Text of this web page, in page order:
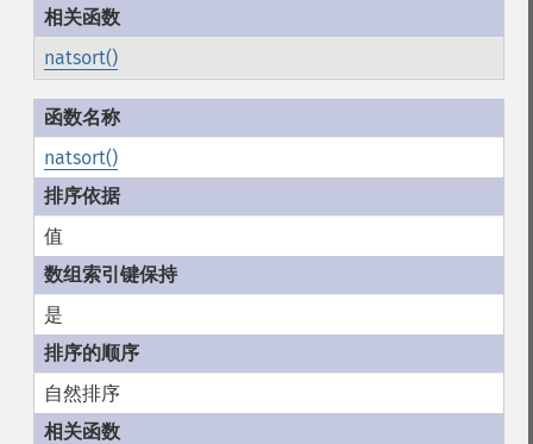
natsort()
natsort()
值
是
自然排序